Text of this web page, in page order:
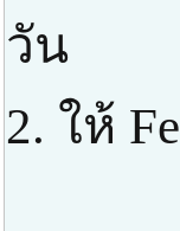
วัน
2. ให้